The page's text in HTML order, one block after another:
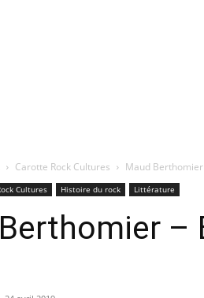
Carotte Rock Cultures Maud
Cultures Histoire du rock Littérature
–